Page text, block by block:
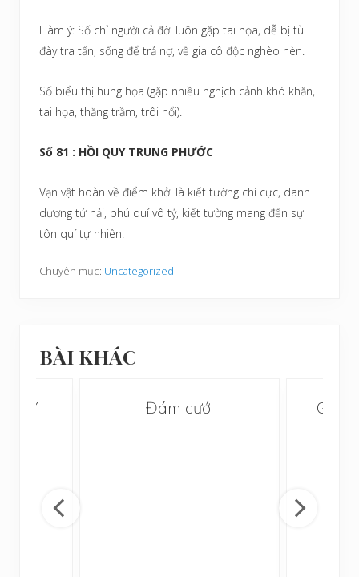
Hàm ý: Số chỉ người cả đời luôn gặp tai họa, dễ bị tù
đày tra tấn, sống để trả nợ, về gia cô độc nghèo hèn.
Số biểu thị hung họa (gặp nhiều nghịch cảnh khó khăn,
tai họa, thăng trầm, trôi nổi).
Số 81 : HỒI QUY TRUNG PHƯỚC
Vạn vật hoàn về điểm khởi là kiết tường chí cực, danh
dương tứ hải, phú quí vô tỷ, kiết tường mang đến sự
tôn quí tự nhiên.
Chuyên mục: Uncategorized
BÀI KHÁC
Đám cưới Gia